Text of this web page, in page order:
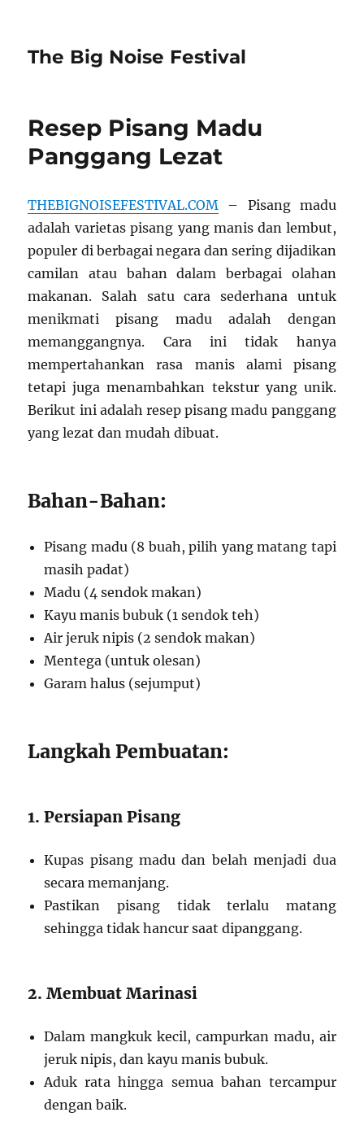
The Big Noise Festival
Resep Pisang Madu
Panggang Lezat
THEBIGNOISEFESTIVAL.COM – Pisang madu
adalah varietas pisang yang manis dan lembut,
populer di berbagai negara dan sering dijadikan
camilan atau bahan dalam berbagai olahan
makanan. Salah satu cara sederhana untuk
menikmati pisang madu adalah dengan
memanggangnya. Cara ini tidak hanya
mempertahankan rasa manis alami pisang
tetapi juga menambahkan tekstur yang unik.
Berikut ini adalah resep pisang madu panggang
yang lezat dan mudah dibuat.
Bahan-Bahan:
Pisang madu (8 buah, pilih yang matang tapi
masih padat)
Madu (4 sendok makan)
Kayu manis bubuk (1 sendok teh)
Air jeruk nipis (2 sendok makan)
Mentega (untuk olesan)
Garam halus (sejumput)
Langkah Pembuatan:
1. Persiapan Pisang
Kupas pisang madu dan belah menjadi dua
secara memanjang.
Pastikan pisang tidak terlalu matang
sehingga tidak hancur saat dipanggang.
2. Membuat Marinasi
Dalam mangkuk kecil, campurkan madu, air
jeruk nipis, dan kayu manis bubuk.
Aduk rata hingga semua bahan tercampur
dengan baik.